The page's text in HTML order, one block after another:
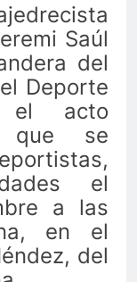
Saúl
del
Deporte
el acto
que se
el
a las
en el
del